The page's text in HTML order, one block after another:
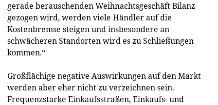
gerade berauschenden Weihnachtsgeschäft Bilanz
gezogen wird, werden viele Händler auf die
Kostenbremse steigen und insbesondere an
schwächeren Standorten wird es zu Schließungen
kommen.“
Großflächige negative Auswirkungen auf den Markt
werden aber eher nicht zu verzeichnen sein.
Frequenzstarke Einkaufsstraßen, Einkaufs- und